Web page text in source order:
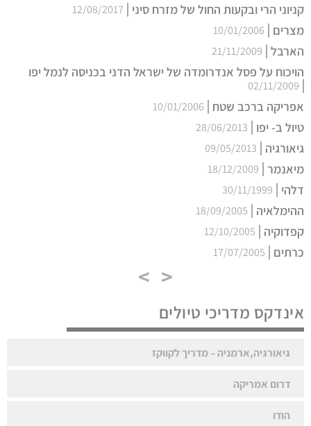
קניוני הרי ובקעות החול של מזרח סיני 12/08/2017
מצרים 10/01/2006
הארבל 21/11/2009
הויכוח על פסל אנדרומדה של ישראל הדני בכניסה לנמל יפו
02/11/2009
אפריקה ברכב שטח 10/01/2006
טיול ב- יפו 28/06/2013
גיאורגיה 09/05/2013
מיאנמר 18/12/2009
דלהי 30/11/1999
ההימלאיה 18/09/2005
קפדוקיה 12/10/2005
כרתים 17/07/2005
<
>
אינדקס מדריכי טיולים
גיאורגיה,ארמניה – מדריך לקווקז
דרום אמריקה
הודו